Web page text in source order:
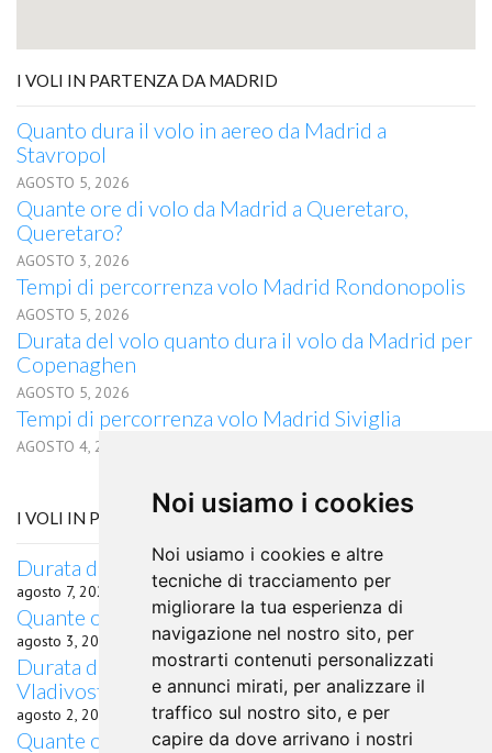
Noi usiamo i cookies
Noi usiamo i cookies e altre
tecniche di tracciamento per
migliorare la tua esperienza di
navigazione nel nostro sito, per
mostrarti contenuti personalizzati
e annunci mirati, per analizzare il
traffico sul nostro sito, e per
capire da dove arrivano i nostri
I VOLI IN PARTENZA DA MADRID
Quanto dura il volo in aereo da Madrid a
Stavropol
AGOSTO 5, 2026
Quante ore di volo da Madrid a Queretaro,
Queretaro?
AGOSTO 3, 2026
Tempi di percorrenza volo Madrid Rondonopolis
AGOSTO 5, 2026
Durata del volo quanto dura il volo da Madrid per
Copenaghen
AGOSTO 5, 2026
Tempi di percorrenza volo Madrid Siviglia
AGOSTO 4, 2026
I VOLI IN PARTENZA DA HOF
Durata del volo da Hof per Kota Kinabalu
agosto 7, 2026
Quante ore di volo da Hof a Trabzon?
agosto 3, 2026
Durata del volo quanto dura il volo da Hof per
Vladivostok
agosto 2, 2026
Quante ore di volo da Hof a Queretaro,